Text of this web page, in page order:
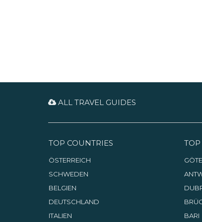
ALL TRAVEL GUIDES
TOP COUNTRIES
ÖSTERREICH
SCHWEDEN
BELGIEN
DEUTSCHLAND
ITALIEN
TOP
BARI